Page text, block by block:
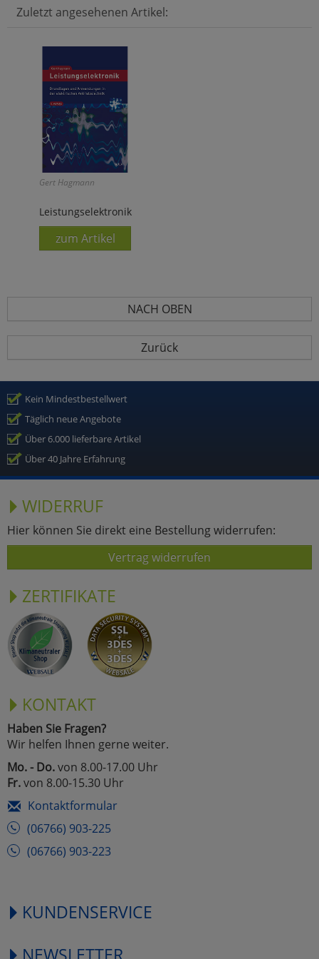
Zuletzt angesehenen Artikel:
Gert Hagmann
Leistungselektronik
zum Artikel
NACH OBEN
Zurück
Kein Mindestbestellwert
Täglich neue Angebote
Über 6.000 lieferbare Artikel
Über 40 Jahre Erfahrung
WIDERRUF
Hier können Sie direkt eine Bestellung widerrufen:
Vertrag widerrufen
ZERTIFIKATE
KONTAKT
Haben Sie Fragen?
Wir helfen Ihnen gerne weiter.
Mo. - Do.von 8.00-17.00 Uhr
Fr.von 8.00-15.30 Uhr
Kontaktformular
(06766) 903-225
(06766) 903-223
KUNDENSERVICE